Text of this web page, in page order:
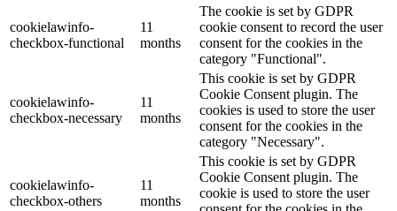
cookielawinfo-
checkbox-functional
11
months
The cookie is set by GDPR
cookie consent to record the user
consent for the cookies in the
category "Functional".
cookielawinfo-
checkbox-necessary
11
months
This cookie is set by GDPR
Cookie Consent plugin. The
cookies is used to store the user
consent for the cookies in the
category "Necessary".
cookielawinfo-
checkbox-others
11
months
This cookie is set by GDPR
Cookie Consent plugin. The
cookie is used to store the user